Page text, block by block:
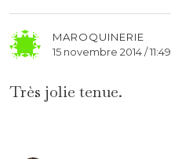
MAROQUINERIE
15 novembre 2014 / 11:49
Très jolie tenue.